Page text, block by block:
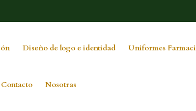
Diseño de logo e identidad Uniformes
Contacto Nosotras